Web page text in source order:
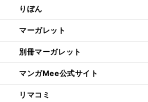
りぼん
マーガレット
別冊マーガレット
マンガMee公式サイト
リマコミ